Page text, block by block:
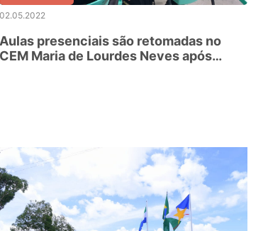
02.05.2022
Aulas presenciais são retomadas no
CEM Maria de Lourdes Neves após